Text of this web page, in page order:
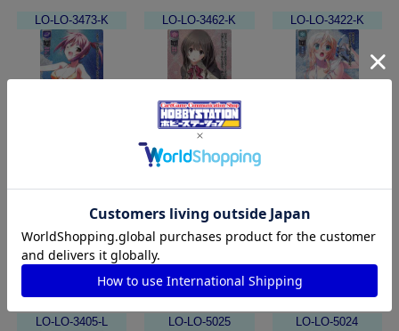
LO-LO-3473-K
買取カート
LO-LO-3462-K
会長/高幡 ちはる
買取カート
LO-LO-3422-K
買取カート
LO-LO-3405-L LO-LO-5025 LO-LO-5024